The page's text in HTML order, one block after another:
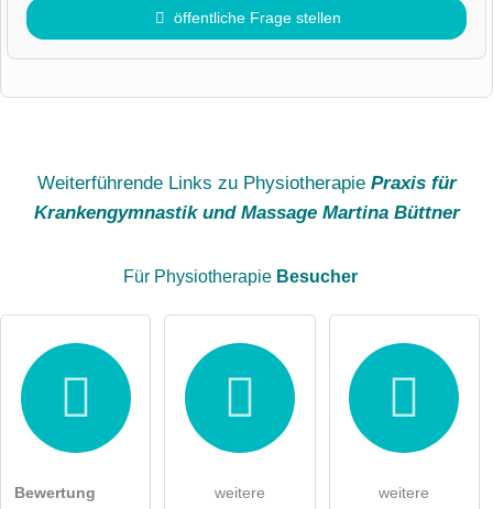
öffentliche Frage stellen
Hiermit akzeptiere ich die .
Die Datenschutzerklärunghabe ich zur Kenntnis genommen.
Weiterführende Links zu Physiotherapie Praxis für
Krankengymnastik und Massage Martina Büttner
Für Physiotherapie Besucher
Bewertung
weitere
weitere